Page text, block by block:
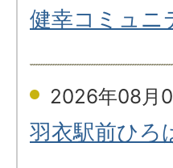
健幸コミュニ
2026年08月
羽衣駅前ひろ